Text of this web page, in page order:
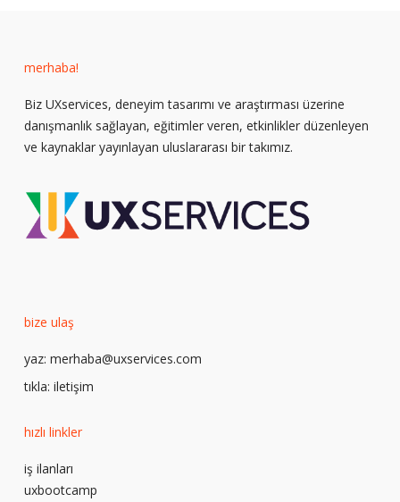
merhaba!
Biz UXservices, deneyim tasarımı ve araştırması üzerine
danışmanlık sağlayan, eğitimler veren, etkinlikler düzenleyen
ve kaynaklar yayınlayan uluslararası bir takımız.
bize ulaş
yaz: merhaba@uxservices.com
tıkla: iletişim
hızlı linkler
iş ilanları
uxbootcamp